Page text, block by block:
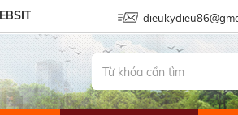
CÔNG TY CỔ PHẦN THỦ ĐỨC GROUP!